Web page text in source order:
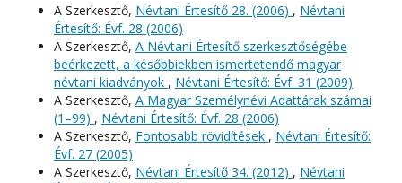
A Szerkesztő, Névtani Értesítő 28. (2006) , Névtani
Értesítő: Évf. 28 (2006)
A Szerkesztő, A Névtani Értesítő szerkesztőségébe
beérkezett, a későbbiekben ismertetendő magyar
névtani kiadványok , Névtani Értesítő: Évf. 31 (2009)
A Szerkesztő, A Magyar Személynévi Adattárak számai
(1–99) , Névtani Értesítő: Évf. 28 (2006)
A Szerkesztő, Fontosabb rövidítések , Névtani Értesítő:
Évf. 27 (2005)
A Szerkesztő, Névtani Értesítő 34. (2012) , Névtani